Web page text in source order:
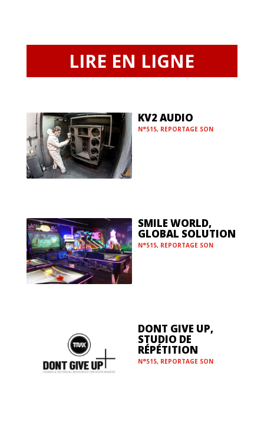
LIRE EN LIGNE
KV2 AUDIO
N°515, REPORTAGE SON
SMILE WORLD,
GLOBAL SOLUTION
N°515, REPORTAGE SON
DONT GIVE UP,
STUDIO DE
RÉPÉTITION
N°515, REPORTAGE SON